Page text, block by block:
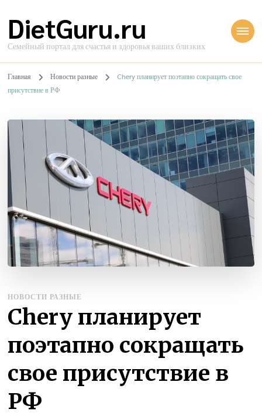
DietGuru.ru
Семейный портал для счастья и здоровья ваших близких
Главная Новости разные
Chery планирует поэтапно сокращать свое
присутствие в РФ
НОВОСТИ РАЗНЫЕ
Chery планирует
поэтапно сокращать
свое присутствие в
РФ